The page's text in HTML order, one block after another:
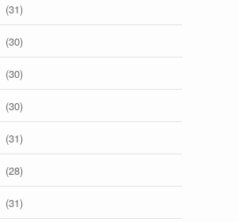
(31)
(30)
(30)
(30)
(31)
(28)
(31)